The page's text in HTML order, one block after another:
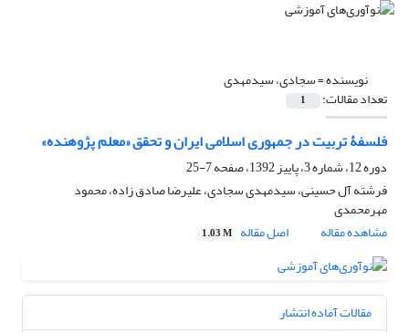
نویسنده =سجادی، سیدمهدی
تعداد مقالات: 1
فلسفۀ تربیت در جمهوری اسلامی ایران و تحقق «معلم پژوهنده»
دوره 12، شماره 3، پاییز 1392، صفحه
7-25
فرشته آل حسینی، سیدمهدی سجادی، علیرضا صادق زاده، محمود
مهرمحمدی
مشاهده مقاله
اصل مقاله 1.03 M
مقالات آماده انتشار